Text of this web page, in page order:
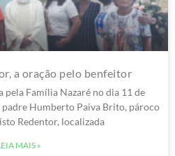
a oração pelo benfeitor
pela Família Nazaré no dia 11 de
Humberto Paiva Brito, pároco
Redentor, localizada
MAIS »